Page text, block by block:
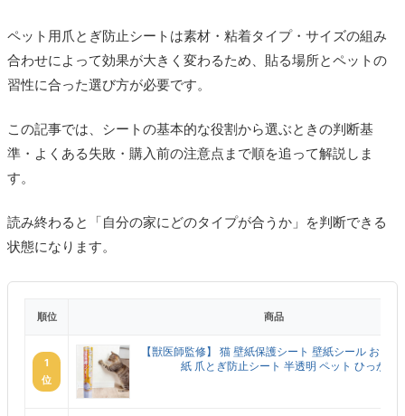
ペット用爪とぎ防止シートは素材・粘着タイプ・サイズの組み
合わせによって効果が大きく変わるため、貼る場所とペットの
習性に合った選び方が必要です。
この記事では、シートの基本的な役割から選ぶときの判断基
準・よくある失敗・購入前の注意点まで順を追って解説しま
す。
読み終わると「自分の家にどのタイプが合うか」を判断できる
状態になります。
順位 商品
1
位
【獣医師監修】 猫 壁紙保護シート 壁紙シール おし
紙 爪とぎ防止シート 半透明 ペット ひっかき